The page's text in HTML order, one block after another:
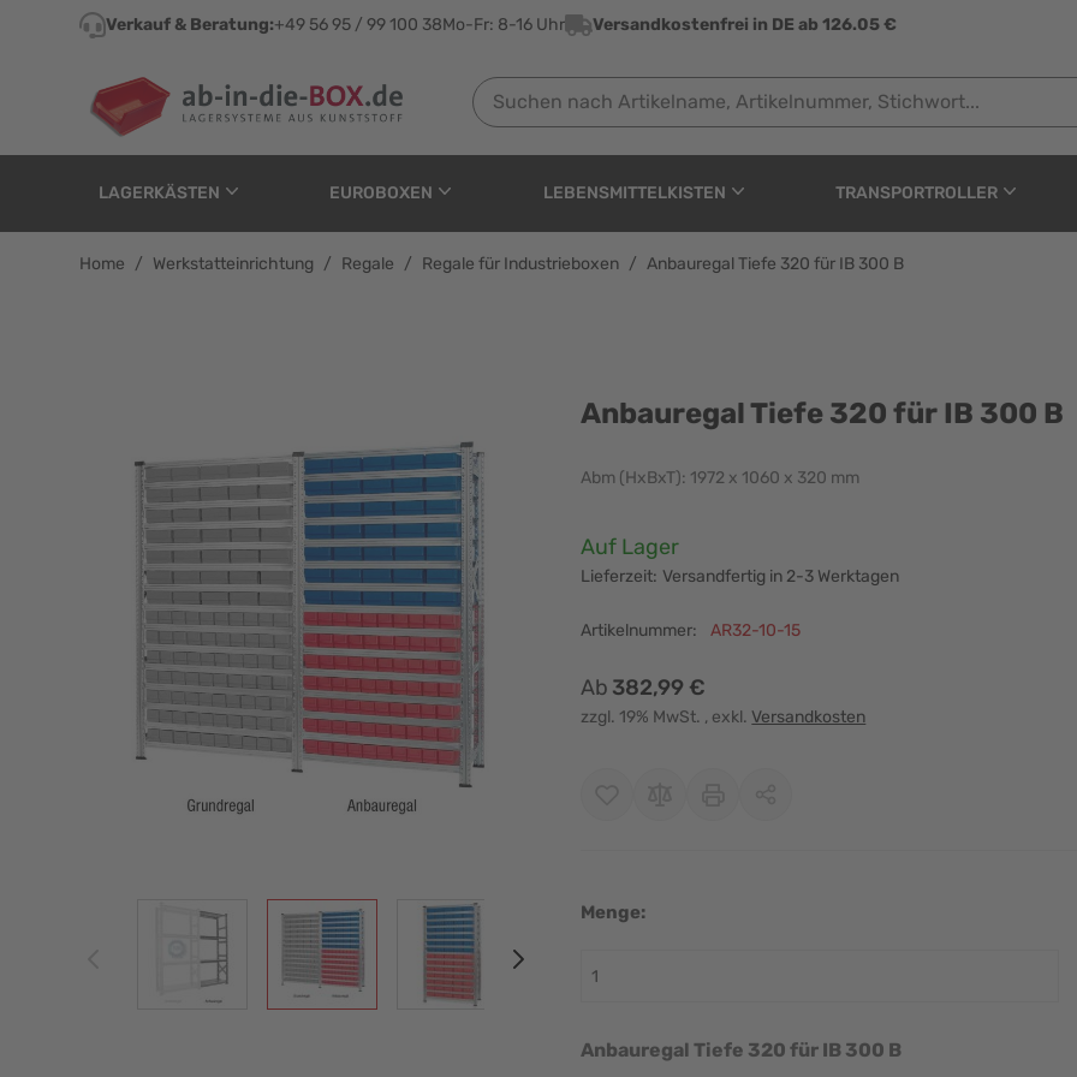
Direkt zum Inhalt
Verkauf & Beratung:+49 56 95 / 99 100 38Mo-Fr: 8-16 Uhr Versandkostenfrei in DE ab 126.05 €
Suchen nach Artikelname, Artikelnummer, Stichwort...
LAGERKÄSTEN EUROBOXEN LEBENSMITTELKISTEN TRANSPORTROLLER
Home / Werkstatteinrichtung / Regale / Regale für Industrieboxen / Anbauregal Tiefe 320 für IB 300 B
Anbauregal Tiefe 320 für IB 300 B
View larger imageView larger imageView larger imageView larger image
Anbauregal Tiefe 320 für IB 300 B
Abm (HxBxT): 1972 x 1060 x 320 mm
Verfügbarkeit:
Auf Lager
Lieferzeit: Versandfertig in 2-3 Werktagen
Artikelnummer: AR32-10-15
Ab 382,99 €
zzgl. 19% MwSt. , exkl. Versandkosten
Menge:
Anbauregal Tiefe 320 für IB 300 B